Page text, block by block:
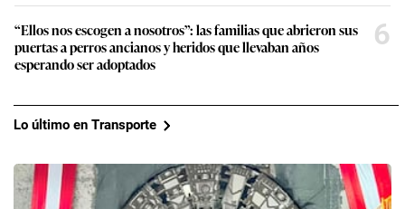
“Ellos nos escogen a nosotros”: las familias que abrieron sus
puertas a perros ancianos y heridos que llevaban años
esperando ser adoptados
6
Lo último en Transporte